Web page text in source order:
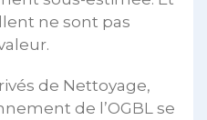
ne sont pas
de Nettoyage,
de l’OGBL se